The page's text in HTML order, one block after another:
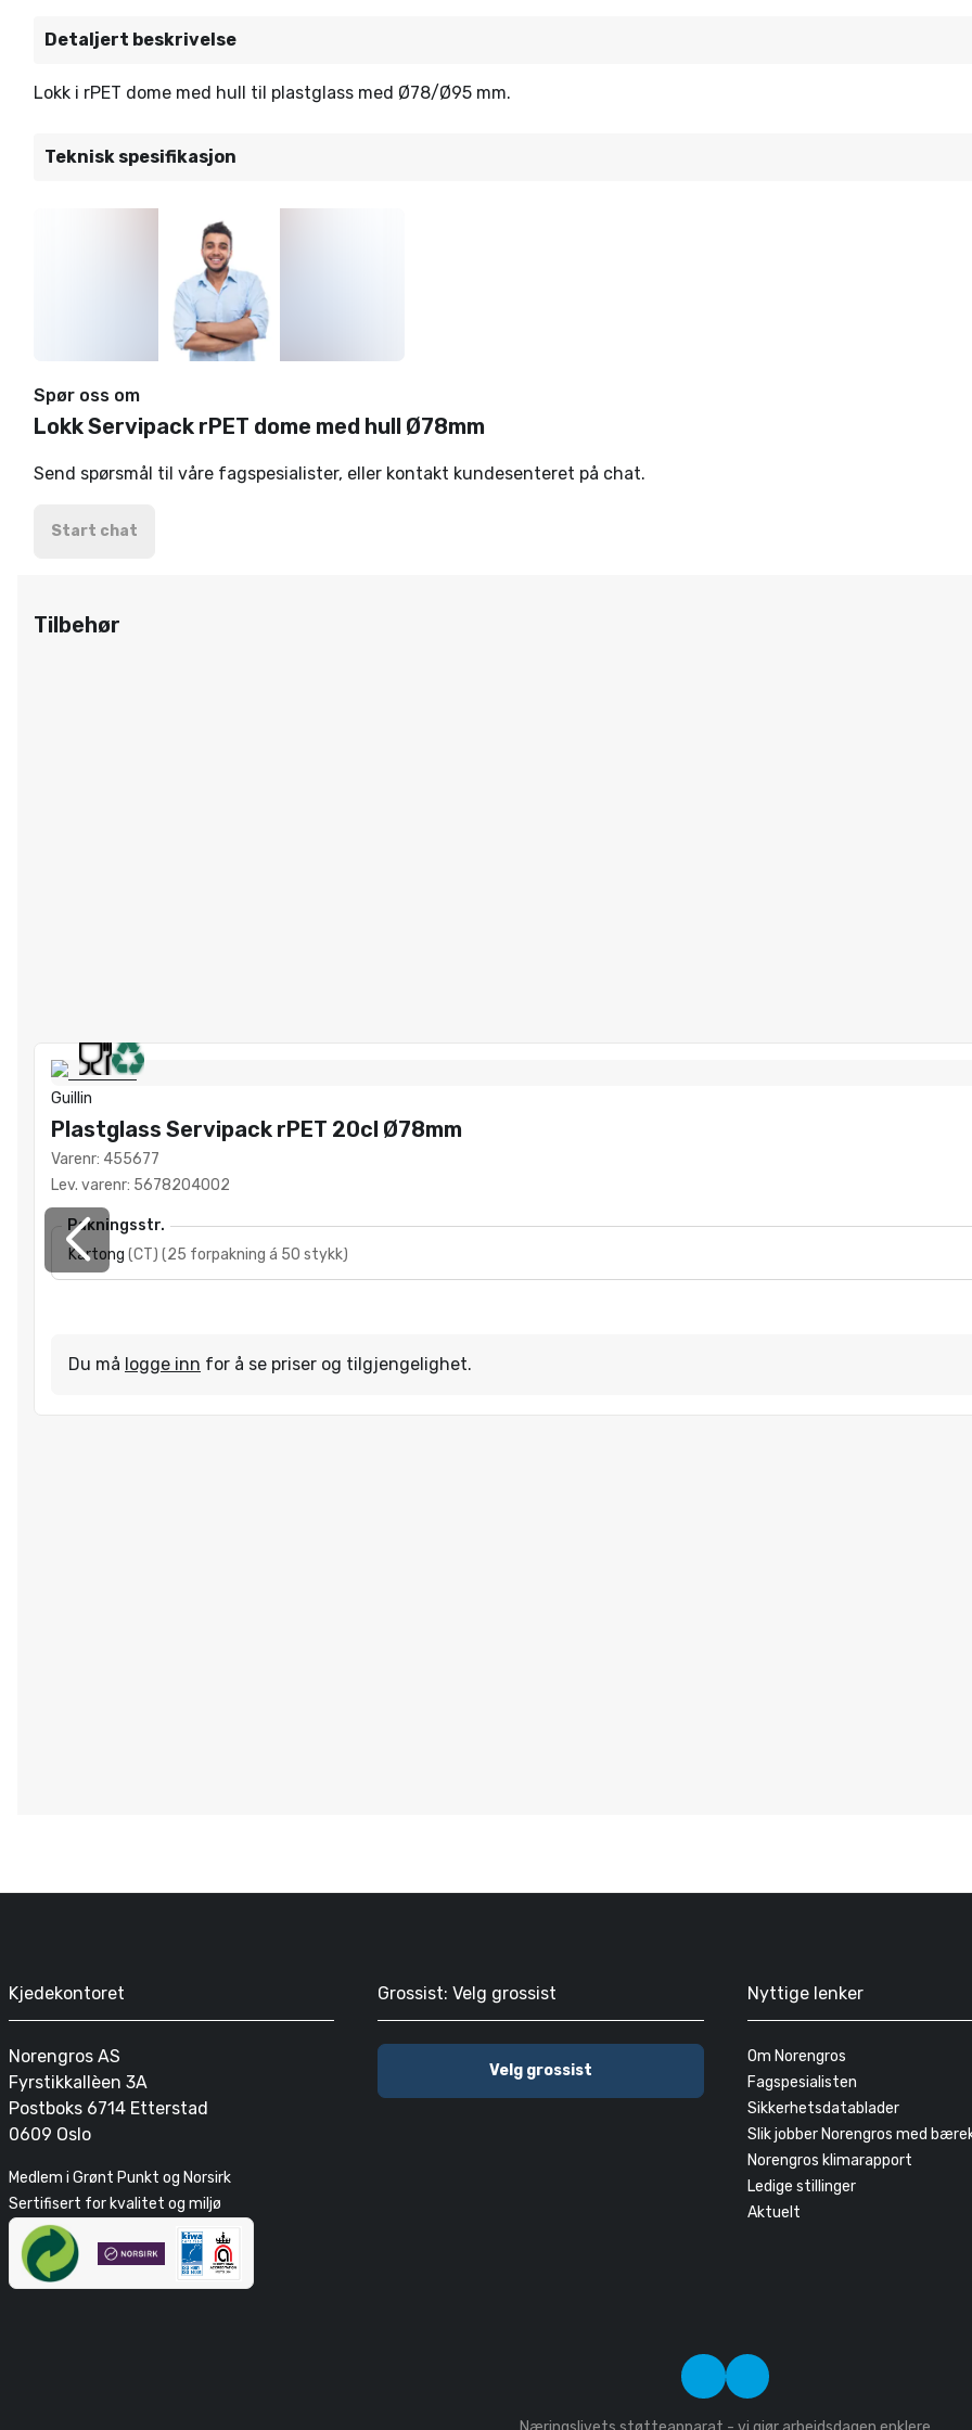
Detaljert beskrivelse
Lokk i rPET dome med hull til plastglass med Ø78/Ø95 mm.
Teknisk spesifikasjon
Spør oss om
Lokk Servipack rPET dome med hull Ø78mm
Send spørsmål til våre fagspesialister, eller kontakt kundesenteret på chat.
Start chat
Tilbehør
Guillin
Plastglass Servipack rPET 20cl Ø78mm
Varenr: 455677
Lev. varenr: 5678204002
Pakningsstr.
Kartong (CT) (25 forpakning á 50 stykk)
Du må logge inn for å se priser og tilgjengelighet.
Kjedekontoret
Norengros AS
Fyrstikkallèen 3A
Postboks 6714 Etterstad
0609 Oslo
Medlem i Grønt Punkt og Norsirk
Sertifisert for kvalitet og miljø
Grossist: Velg grossist
Velg grossist
Nyttige lenker
Om Norengros
Fagspesialisten
Sikkerhetsdatablader
Slik jobber Norengros med
Norengros klimarapport
Ledige stillinger
Aktuelt